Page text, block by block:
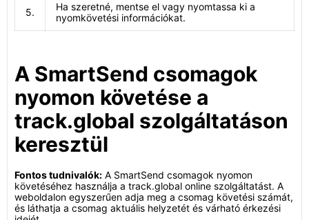
5.
Ha szeretné, mentse el vagy nyomtassa ki a
nyomkövetési információkat.
A SmartSend csomagok
nyomon követése a
track.global szolgáltatáson
keresztül
Fontos tudnivalók: A SmartSend csomagok nyomon
követéséhez használja a track.global online szolgáltatást. A
weboldalon egyszerűen adja meg a csomag követési számát,
és láthatja a csomag aktuális helyzetét és várható érkezési